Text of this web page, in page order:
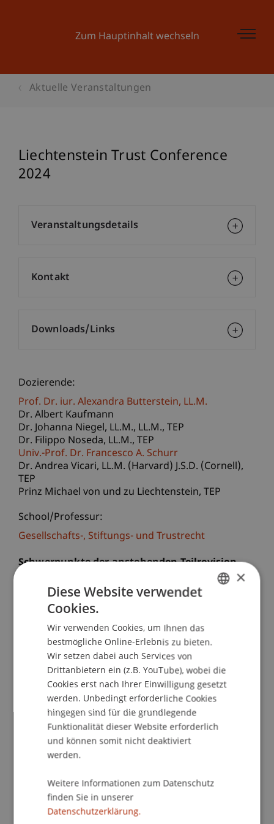
Zum Hauptinhalt wechseln
Aktuelle Veranstaltungen
Liechtenstein Trust Conference
2024
Dozierende:
Prof. Dr. iur. Alexandra Butterstein LL.M.
Dr. Albert Kaufmann
Dr. Johanna Niegel LL.M., LL.M., TEP
Dr. Filippo Noseda LL.M., TEP
Univ.-Prof. Dr. Francesco A. Schurr
Dr. Andrea Vicari LL.M. (Harvard) J.S.D. (Cornell),
TEP
Prinz Michael von und zu Liechtenstein TEP
School/Professur:
Gesellschafts-, Stiftungs- und Trustrecht
Schwerpunkte der anstehenden Teilrevision
des Treuhänderschaftsrechts und Aspekte der
internationalen Nachfolgeplanung
Der liechtensteinische Trust gehört zur
Stammfassung des Personen- und
Gesellschaftsrechts (PGR) und erfreut sich seit
jeher aufgrund seiner Gestaltungsmöglichkeiten
etwa im Private Wealth Management oder im
Gemeinnützigkeitssektor grosser
grenzüberschreitender Beliebtheit. Um im
Wettbewerb der Rechtsordnungen zu bestehen,
ist Liechtenstein stets dazu angehalten, sich mit
den internationalen Entwicklungen
auseinanderzusetzen und nationales Recht
gegebenenfalls punktuell nachzujustieren. Vor
diesem Hintergrund widmet sich der erste Teil
Veranstaltungsdetails
Kontakt
Downloads/Links
×
Diese Website verwendet
Cookies.
Wir verwenden Cookies, um Ihnen das
bestmögliche Online-Erlebnis zu bieten.
Wir setzen dabei auch Services von
Drittanbietern ein (z.B. YouTube), wobei die
Cookies erst nach Ihrer Einwilligung gesetzt
werden. Unbedingt erforderliche Cookies
hingegen sind für die grundlegende
Funktionalität dieser Website erforderlich
und können somit nicht deaktiviert
werden.
Weitere Informationen zum Datenschutz
finden Sie in unserer
Datenschutzerklärung.